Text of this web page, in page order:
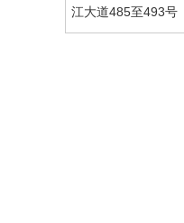
江大道485至493号